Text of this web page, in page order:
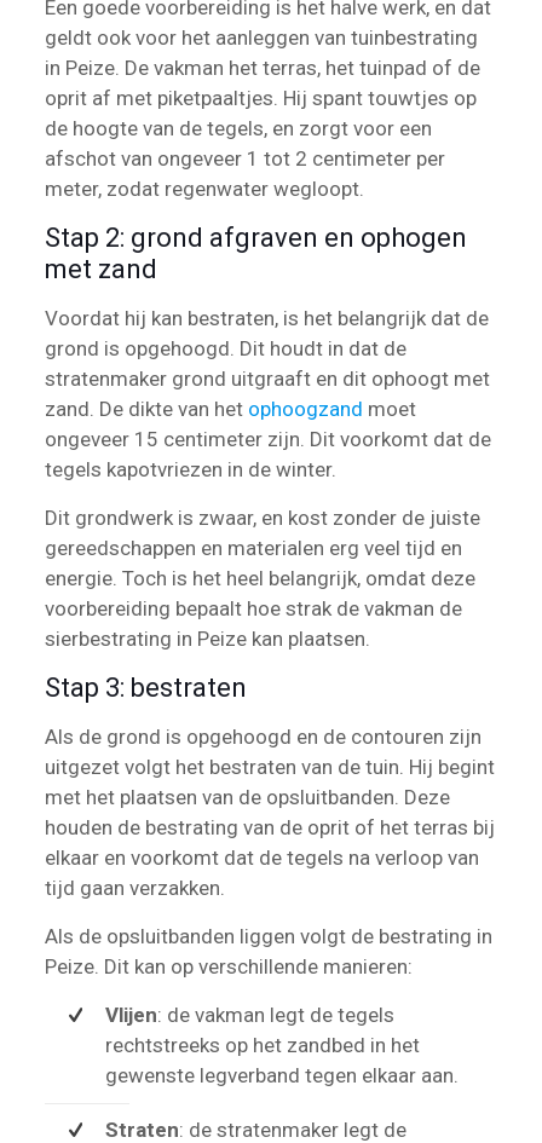
Een goede voorbereiding is het halve werk, en dat
geldt ook voor het aanleggen van tuinbestrating
in Peize. De vakman het terras, het tuinpad of de
oprit af met piketpaaltjes. Hij spant touwtjes op
de hoogte van de tegels, en zorgt voor een
afschot van ongeveer 1 tot 2 centimeter per
meter, zodat regenwater wegloopt.
Stap 2: grond afgraven en ophogen
met zand
Voordat hij kan bestraten, is het belangrijk dat de
grond is opgehoogd. Dit houdt in dat de
stratenmaker grond uitgraaft en dit ophoogt met
zand. De dikte van het ophoogzand moet
ongeveer 15 centimeter zijn. Dit voorkomt dat de
tegels kapotvriezen in de winter.
Dit grondwerk is zwaar, en kost zonder de juiste
gereedschappen en materialen erg veel tijd en
energie. Toch is het heel belangrijk, omdat deze
voorbereiding bepaalt hoe strak de vakman de
sierbestrating in Peize kan plaatsen.
Stap 3: bestraten
Als de grond is opgehoogd en de contouren zijn
uitgezet volgt het bestraten van de tuin. Hij begint
met het plaatsen van de opsluitbanden. Deze
houden de bestrating van de oprit of het terras bij
elkaar en voorkomt dat de tegels na verloop van
tijd gaan verzakken.
Als de opsluitbanden liggen volgt de bestrating in
Peize. Dit kan op verschillende manieren:
Vlijen: de vakman legt de tegels
rechtstreeks op het zandbed in het
gewenste legverband tegen elkaar aan.
Straten: de stratenmaker legt de